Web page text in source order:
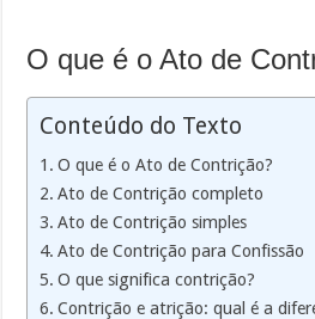
O que é o Ato de
Conteúdo do Texto
O que é o Ato de Contrição?
Ato de Contrição completo
Ato de Contrição simples
Ato de Contrição para Confissão
O que significa contrição?
Contrição e atrição: qual é a